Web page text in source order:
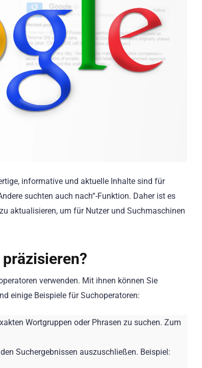
informative und aktuelle Inhalte sind für
suchten auch nach“-Funktion. Daher ist es
aktualisieren, um für Nutzer und Suchmaschinen
verwenden. Mit ihnen können Sie
einige Beispiele für Suchoperatoren:
Wortgruppen oder Phrasen zu suchen. Zum
Suchergebnissen auszuschließen. Beispiel: